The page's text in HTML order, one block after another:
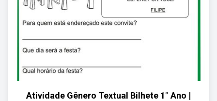
Atividade Gênero Textual Bilhete 1° Ano |